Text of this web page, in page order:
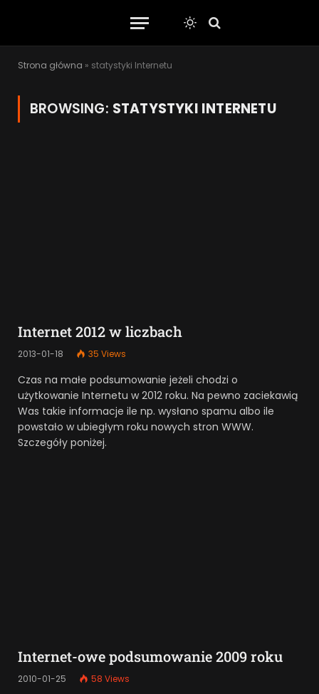
Strona główna » statystyki Internetu
BROWSING: STATYSTYKI INTERNETU
Internet 2012 w liczbach
2013-01-18 35 Views
Czas na małe podsumowanie jeżeli chodzi o
użytkowanie Internetu w 2012 roku. Na pewno zaciekawią
Was takie informacje ile np. wysłano spamu albo ile
powstało w ubiegłym roku nowych stron WWW.
Szczegóły poniżej.
Internet-owe podsumowanie 2009 roku
2010-01-25 58 Views